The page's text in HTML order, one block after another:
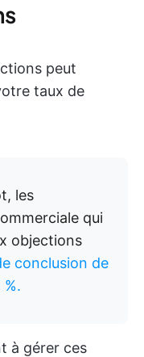
peut
taux de
les
qui
objections
conclusion de
à gérer ces